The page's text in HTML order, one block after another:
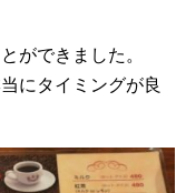
ができました。
にタイミングが良